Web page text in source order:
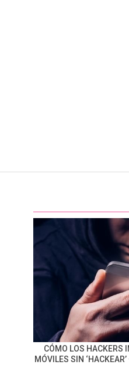
CÓMO LOS HACKERS
MÓVILES SIN